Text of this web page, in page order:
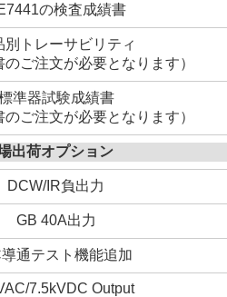
の検査成績書
別トレーサビリティ
のご注文が必要となります）
準器試験成績書
のご注文が必要となります）
出荷オプション
DCW/IR負出力
GB 40A出力
通テスト機能追加
7.5kVDC Output